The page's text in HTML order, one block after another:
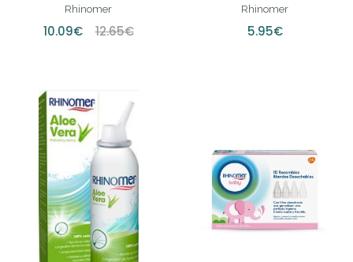
Rhinomer
10.09€ 12.65€
UNIDADES)
Rhinomer
5.95€